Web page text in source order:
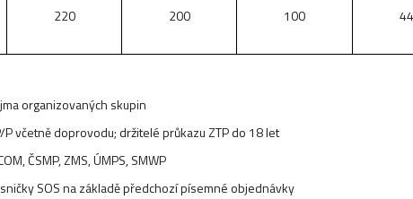
220 200 100
organizovaných skupin
včetně doprovodu; držitelé průkazu ZTP do 18 let
ČSMP, ZMS, ÚMPS, SMWP
SOS na základě předchozí písemné objednávky